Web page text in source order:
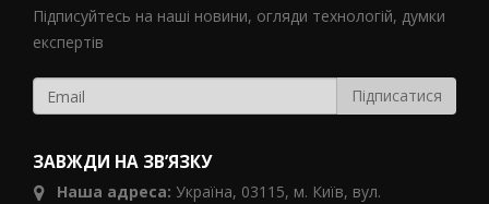
Підписуйтесь на наші новини, огляди технологій, думки
експертів
ЗАВЖДИ НА ЗВ’ЯЗКУ
Наша адреса: Україна, 03115, м. Київ, вул.